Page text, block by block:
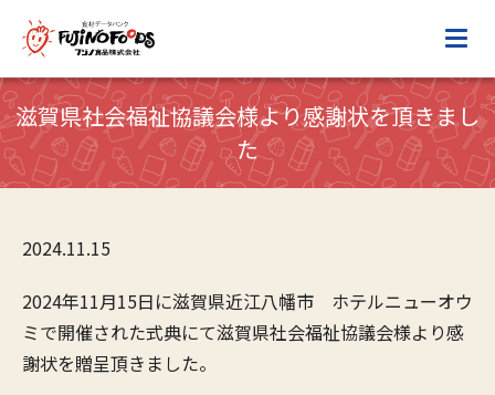
滋賀県社会福祉協議会様より感謝状を頂きまし
た
2024.11.15
2024年11月15日に滋賀県近江八幡市 ホテルニューオウ
ミで開催された式典にて滋賀県社会福祉協議会様より感
謝状を贈呈頂きました。